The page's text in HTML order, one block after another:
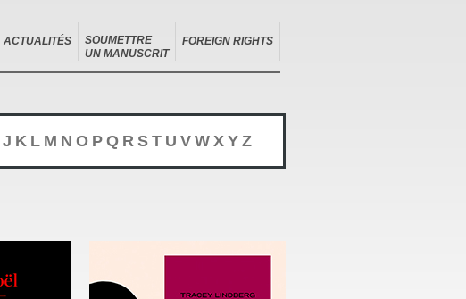
ACTUALITÉS
SOUMETTRE
UN MANUSCRIT
FOREIGN RIGHTS
J K L M N O P Q R S T U V W X Y Z